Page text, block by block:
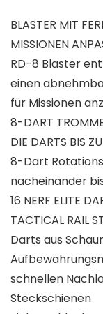
BLASTER MIT
MISSIONEN
RD-8 Blaster
einen
für Missionen
8-DART
DIE DARTS BIS
8-Dart
nacheinander
16 NERF ELITE
TACTICAL RAIL
Darts aus
schnellen
Steckschienen